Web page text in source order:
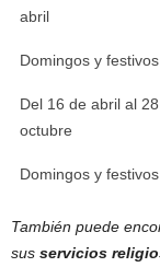
abril
Domingos y festivos
Del 16 de abril al
octubre
Domingos y festivos
También puede
sus servicios